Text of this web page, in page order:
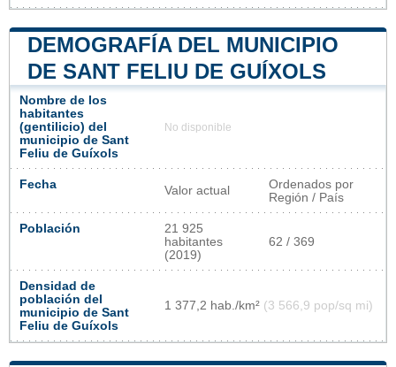
DEMOGRAFÍA DEL MUNICIPIO
DE SANT FELIU DE GUÍXOLS
Nombre de los
habitantes
(gentilicio) del
municipio de Sant
Feliu de Guíxols
No disponible
Fecha Valor actual
Ordenados por
Región / País
Población
21 925
habitantes
(2019)
62 / 369
Densidad de
población del
municipio de Sant
Feliu de Guíxols
1 377,2 hab./km² (3 566,9 pop/sq mi)